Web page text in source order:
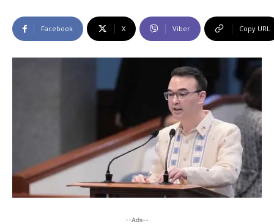
Facebook X Viber Copy URL
--Ads--